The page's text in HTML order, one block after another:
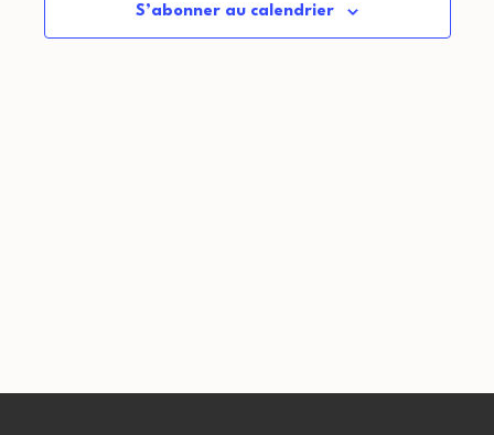
l
u
e
r
m
S’abonner au calendrier